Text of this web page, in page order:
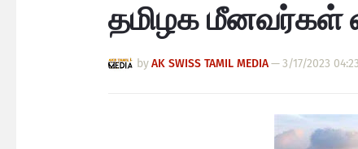
தமிழக மீனவர்கள்
byAK SWISS TAMIL MEDIA—3/17/2023